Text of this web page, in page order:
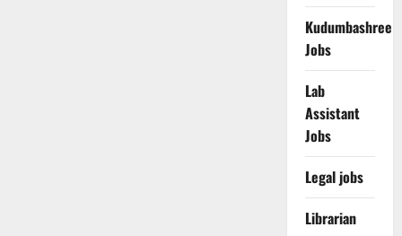
Kudumbashree
Jobs
Lab
Assistant
Jobs
Legal jobs
Librarian